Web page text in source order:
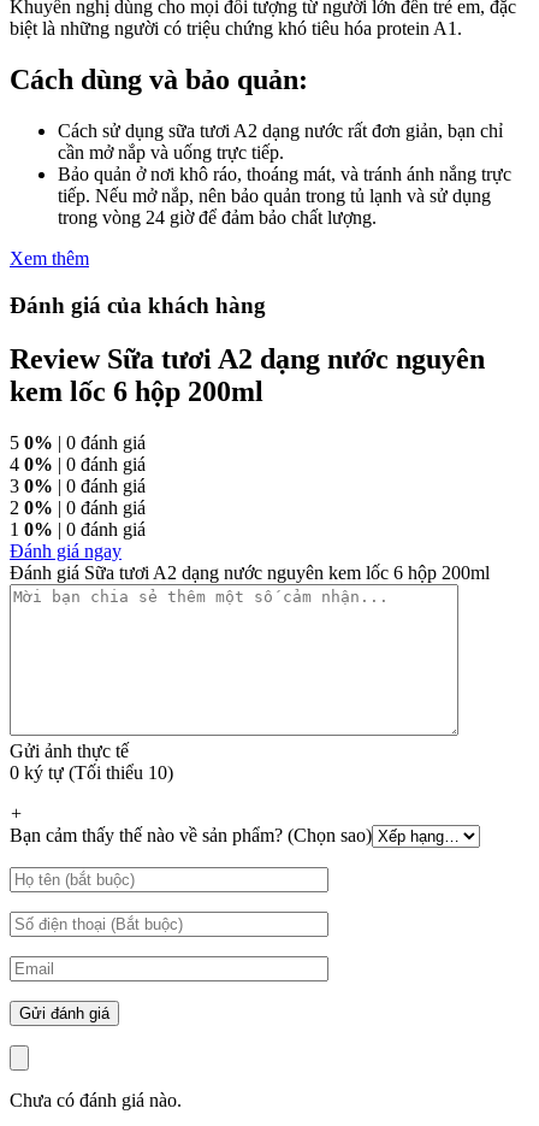
Khuyến nghị dùng cho mọi đối tượng từ người lớn đến trẻ em, đặc
biệt là những người có triệu chứng khó tiêu hóa protein A1.
Cách dùng và bảo quản:
Cách sử dụng sữa tươi A2 dạng nước rất đơn giản, bạn chỉ
cần mở nắp và uống trực tiếp.
Bảo quản ở nơi khô ráo, thoáng mát, và tránh ánh nắng trực
tiếp. Nếu mở nắp, nên bảo quản trong tủ lạnh và sử dụng
trong vòng 24 giờ để đảm bảo chất lượng.
Xem thêm
Đánh giá của khách hàng
Review Sữa tươi A2 dạng nước nguyên
kem lốc 6 hộp 200ml
5 0% | 0 đánh giá
4 0% | 0 đánh giá
3 0% | 0 đánh giá
2 0% | 0 đánh giá
1 0% | 0 đánh giá
Đánh giá ngay
Đánh giá Sữa tươi A2 dạng nước nguyên kem lốc 6 hộp 200ml
Gửi ảnh thực tế
0 ký tự (Tối thiểu 10)
+
Bạn cảm thấy thế nào về sản phẩm? (Chọn sao)
Chưa có đánh giá nào.